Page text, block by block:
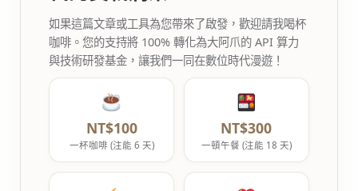
如果這篇文章或工具為您帶來了啟發，歡迎請我喝杯
咖啡。您的支持將 100% 轉化為大阿爪的 API 算力
與技術研發基金，讓我們一同在數位時代漫遊！
NT$100
一杯咖啡 (注能 6 天)
NT$300
一頓午餐 (注能 18 天)